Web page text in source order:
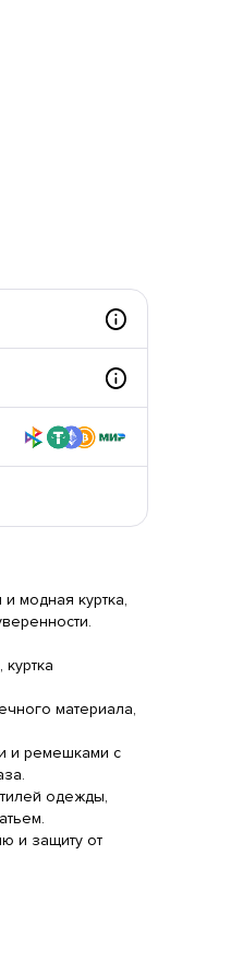
Jordan With
модная куртка,
материала,
и ремешками с
одежды,
и защиту от